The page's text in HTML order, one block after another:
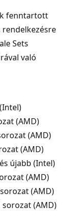
fenntartott
rendelkezésre
Sets
való
(AMD)
(AMD)
(AMD)
újabb (Intel)
(AMD)
(AMD)
sorozat (AMD)